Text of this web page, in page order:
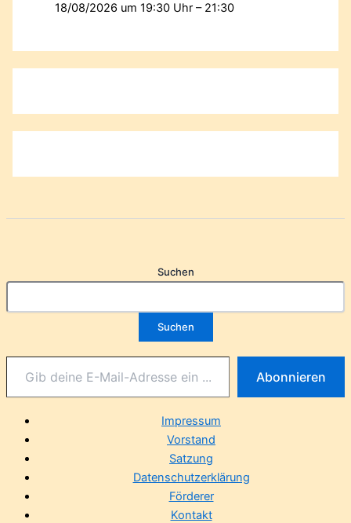
18/08/2026 um 19:30 Uhr – 21:30
Suchen
Suchen
Abonnieren
Impressum
Vorstand
Satzung
Datenschutzerklärung
Förderer
Kontakt